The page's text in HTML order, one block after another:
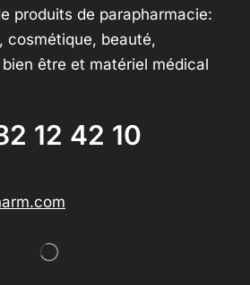
produits de parapharmacie:
cosmétique, beauté,
être et matériel médical
12 42 10